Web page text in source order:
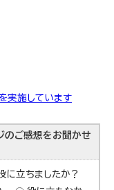
実施しています
のご感想をお聞かせ
に立ちましたか？